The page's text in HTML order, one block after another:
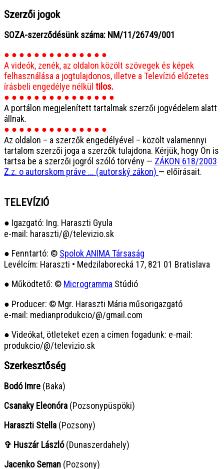
Szerzői jogok
SOZA-szerződésünk száma: NM/11/26749/001
● ● ● ● ● ● ● ● ● ● ● ● ● ●
A videók, zenék, az oldalon közölt szövegek és képek
felhasználása a jogtulajdonos, illetve a Televízió előzetes
írásbeli engedélye nélkül tilos.
● ● ● ● ● ● ● ● ● ● ● ● ● ● ●
A portálon megjelenített tartalmak szerzői jogvédelem alatt
állnak.
● ● ● ● ● ● ● ● ● ● ● ● ● ●
Az oldalon – a szerzők engedélyével – közölt valamennyi
tartalom szerzői joga a szerzők tulajdona. Kérjük, hogy Ön is
tartsa be a szerzői jogról szóló törvény — ZÁKON 618/2003
Z.z. o autorskom práve ... (autorský zákon) — előírásait.
TELEVÍZIÓ
● Igazgató: Ing. Haraszti Gyula
e-mail: haraszti/@/televizio.sk
● Fenntartó: © Spolok ANIMA Társaság
Levélcím: Haraszti • Medzilaborecká 17, 821 01 Bratislava
● Működtető: © Microgramma Stúdió
● Producer: © Mgr. Haraszti Mária műsorigazgató
e-mail: medianprodukcio/@/gmail.com
● Videókat, ötleteket ezen a címen fogadunk: e-mail:
produkcio/@/televizio.sk
Szerkesztőség
Bodó Imre (Baka)
Csanaky Eleonóra (Pozsonypüspöki)
Haraszti Stella (Pozsony)
✞ Huszár László(Dunaszerdahely)
Jacenko Seman (Pozsony)